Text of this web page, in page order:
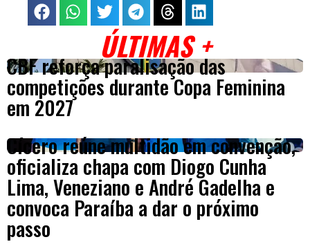
ÚLTIMAS +
CBF reforça paralisação das
competições durante Copa Feminina
em 2027
Cícero reúne multidão em convenção,
oficializa chapa com Diogo Cunha
Lima, Veneziano e André Gadelha e
convoca Paraíba a dar o próximo
passo